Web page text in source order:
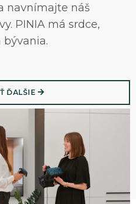
navnímajte náš
PINIA má srdce,
bývania.
ĎALŠIE